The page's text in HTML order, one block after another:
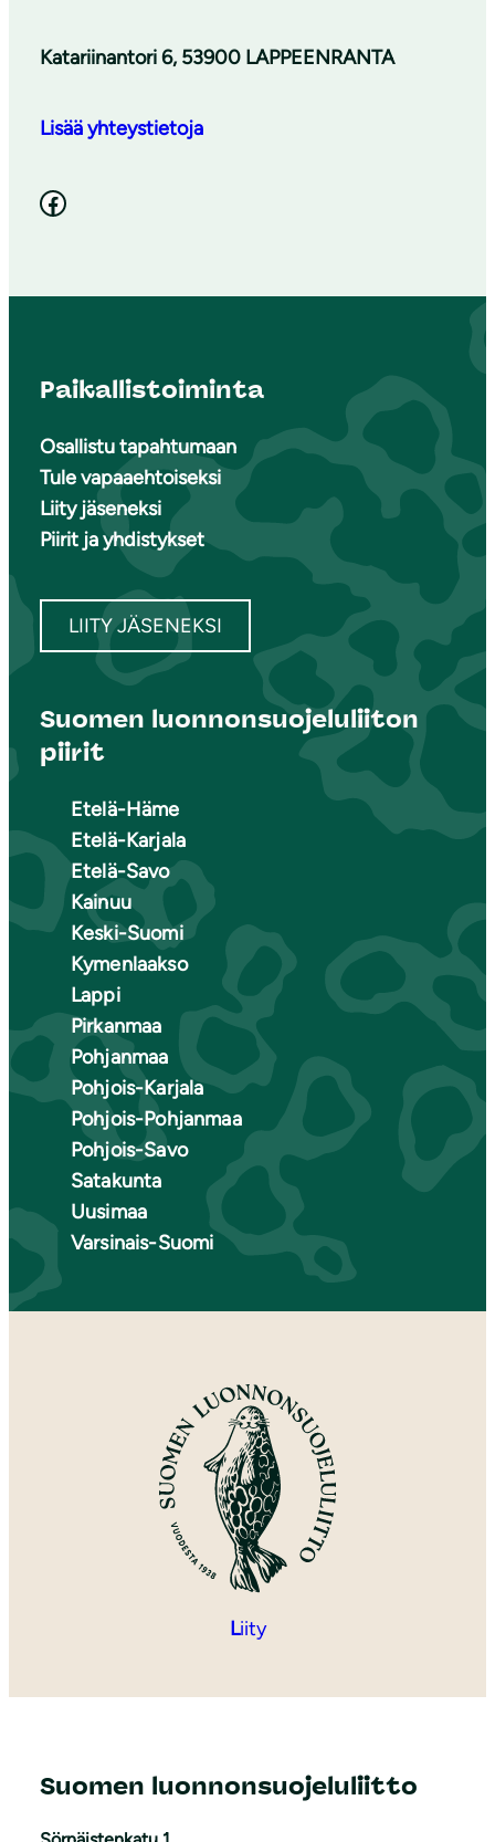
Katariinantori 6, 53900 LAPPEENRANTA
Lisää yhteystietoja
Facebook
Paikallistoiminta
Osallistu tapahtumaan
Tule vapaaehtoiseksi
Liity jäseneksi
Piirit ja yhdistykset
LIITY JÄSENEKSI
Suomen luonnonsuojeluliiton
piirit
Etelä-Häme
Etelä-Karjala
Etelä-Savo
Kainuu
Keski-Suomi
Kymenlaakso
Lappi
Pirkanmaa
Pohjanmaa
Pohjois-Karjala
Pohjois-Pohjanmaa
Pohjois-Savo
Satakunta
Uusimaa
Varsinais-Suomi
Liity
Suomen luonnonsuojeluliitto